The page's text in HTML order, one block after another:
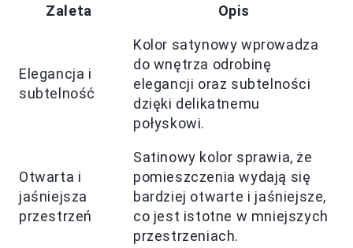
Zaleta Opis
Elegancja i
subtelność
Kolor satynowy wprowadza
do wnętrza odrobinę
elegancji oraz subtelności
dzięki delikatnemu
połyskowi.
Otwarta i
jaśniejsza
przestrzeń
Satinowy kolor sprawia, że
pomieszczenia wydają się
bardziej otwarte i jaśniejsze,
co jest istotne w mniejszych
przestrzeniach.